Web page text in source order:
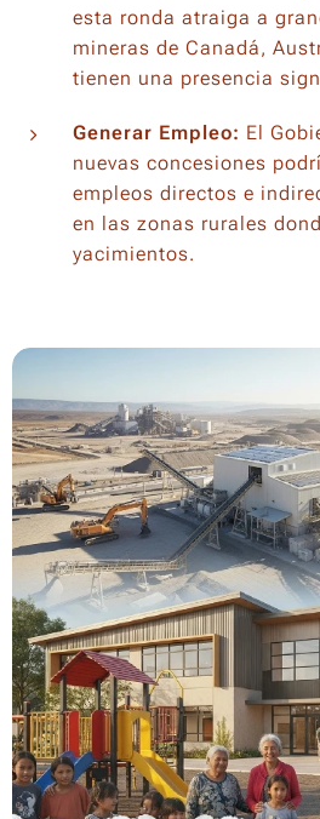
esta ronda atraiga a
mineras de Canadá,
tienen una presencia
Generar Empleo: El
nuevas concesiones
empleos directos e
en las zonas rurales
yacimientos.